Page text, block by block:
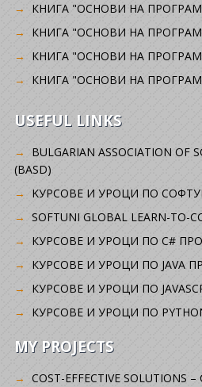
КНИГА "ОСНОВИ НА
КНИГА "ОСНОВИ НА
КНИГА "ОСНОВИ НА
КНИГА "ОСНОВИ НА
USEFUL LINKS
BULGARIAN ASSOCIATION OF
(BASD)
KУРСОВЕ И УРОЦИ ПО
SOFTUNI GLOBAL LEARN-TO-
КУРСОВЕ И УРОЦИ ПО C#
КУРСОВЕ И УРОЦИ ПО JAVA
КУРСОВЕ И УРОЦИ ПО
КУРСОВЕ И УРОЦИ ПО
MY PROJECTS
COST-EFFECTIVE